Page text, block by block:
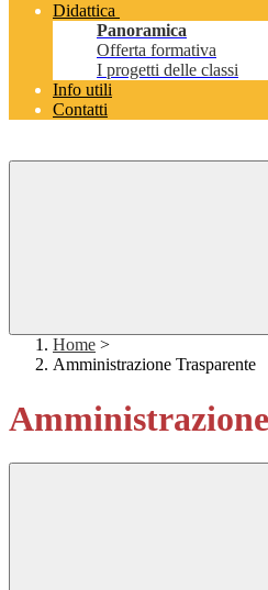
Didattica
Panoramica
Offerta formativa
I progetti delle classi
Info utili
Contatti
Home >
Amministrazione Trasparente